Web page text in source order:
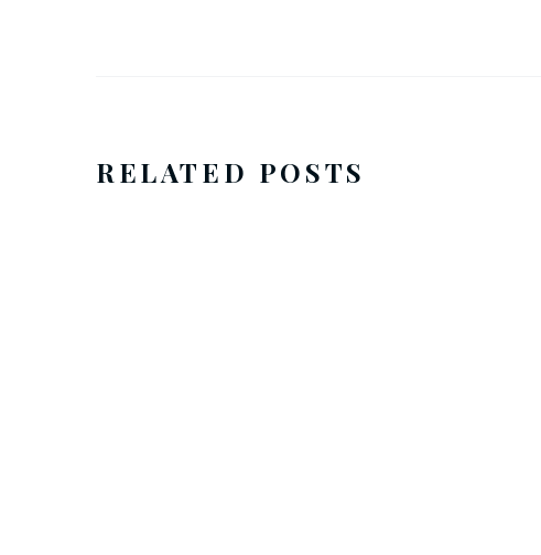
RELATED POSTS